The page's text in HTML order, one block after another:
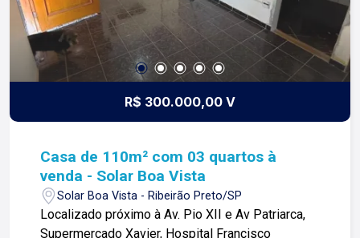
R$ 300.000,00 V
Casa de 110m² com 03 quartos à
venda - Solar Boa Vista
Solar Boa Vista - Ribeirão Preto/SP
Localizado próximo à Av. Pio XII e Av Patriarca,
Supermercado Xavier, Hospital Francisco